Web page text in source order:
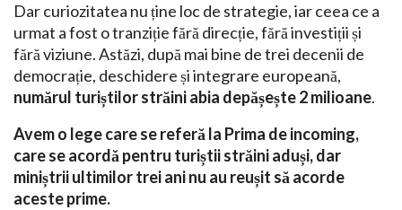
Dar curiozitatea nu ține loc de strategie, iar ceea ce a
urmat a fost o tranziție fără direcție, fără investiții și
fără viziune. Astăzi, după mai bine de trei decenii de
democrație, deschidere și integrare europeană,
numărul turiștilor străini abia depășește 2 milioane.
Avem o lege care se referă la Prima de incoming,
care se acordă pentru turiștii străini aduși, dar
miniștrii ultimilor trei ani nu au reușit să acorde
aceste prime.